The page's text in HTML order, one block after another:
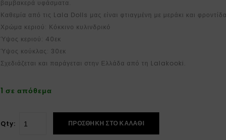
βαμβακερά υφάσματα.
Καθεμία από τις Lala Dolls μας είναι φτιαγμένη με μεράκι και
Χρώμα κεριού: Κόκκινο κυλινδρικό
Ύψος κεριού: 40εκ
Ύψος κούκλας: 30εκ
Σχεδιάζεται και παράγεται στην Ελλάδα από τη Lalakooki.
1 σε απόθεμα
Qty: ΠΡΟΣΘΉΚΗ ΣΤΟ ΚΑΛΆΘΙ